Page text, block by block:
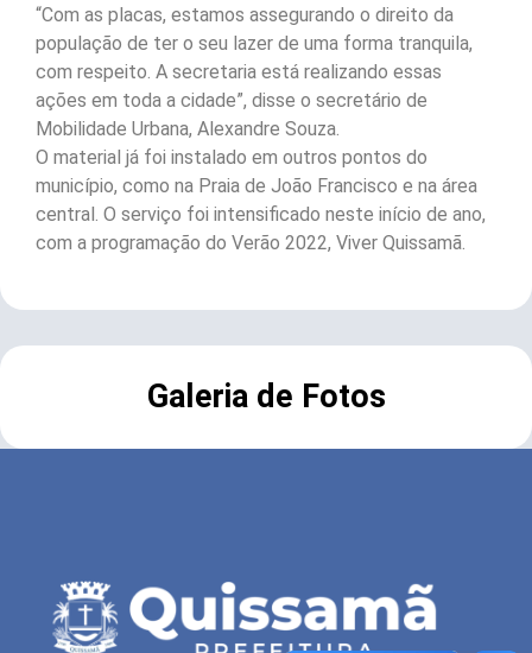
“Com as placas, estamos assegurando o direito da
população de ter o seu lazer de uma forma tranquila,
com respeito. A secretaria está realizando essas
ações em toda a cidade”, disse o secretário de
Mobilidade Urbana, Alexandre Souza.
O material já foi instalado em outros pontos do
município, como na Praia de João Francisco e na área
central. O serviço foi intensificado neste início de ano,
com a programação do Verão 2022, Viver Quissamã.
Galeria de Fotos